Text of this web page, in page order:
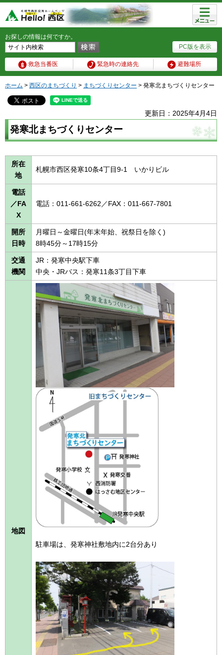
PC版を表示
お探しの情報は何ですか。
救急当番医 緊急時の連絡先 避難場所
メニュ
ー
ホーム > 西区のまちづくり > まちづくりセンター > 発寒北まちづくりセンター
更新日：2025年4月4日
発寒北まちづくりセンター
所在
地
札幌市西区発寒10条4丁目9-1 いかりビル
電話
／FA
X
電話：011-661-6262／FAX：011-667-7801
開所
日時
月曜日～金曜日(年末年始、祝祭日を除く)
8時45分～17時15分
交通
機関
JR：発寒中央駅下車
中央・JRバス：発寒11条3丁目下車
地図
駐車場は、発寒神社敷地内に2台分あり